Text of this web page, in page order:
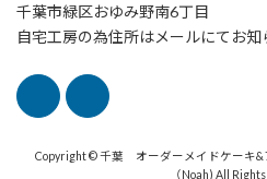
千葉市緑区おゆみ野南6丁目
自宅工房の為住所はメールにてお知
Copyright © 千葉 オーダーメイドケーキ
（Noah) All